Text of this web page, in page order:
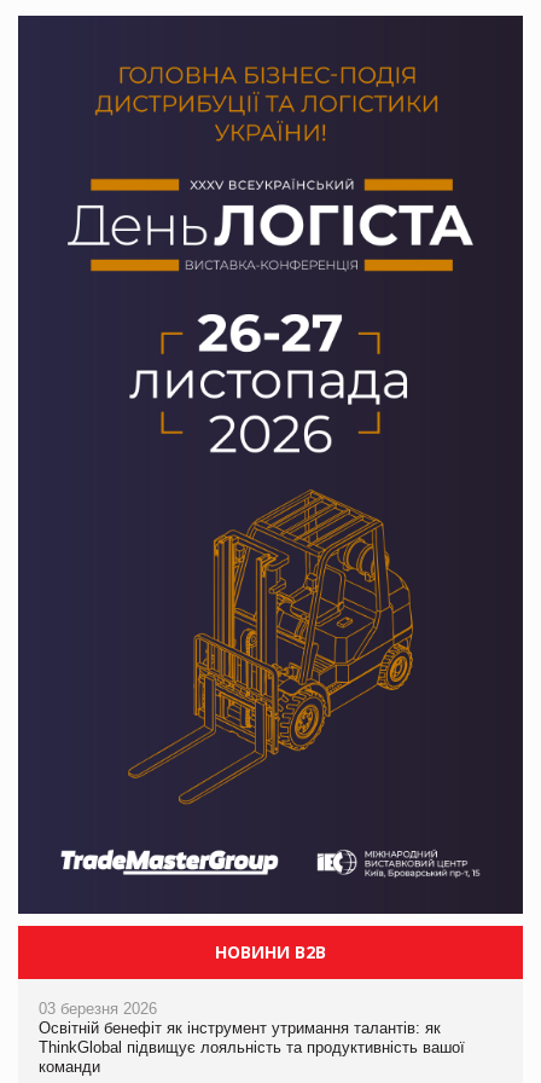
НОВИНИ B2B
03 березня 2026
Освітній бенефіт як інструмент утримання талантів: як
ThinkGlobal підвищує лояльність та продуктивність вашої
команди